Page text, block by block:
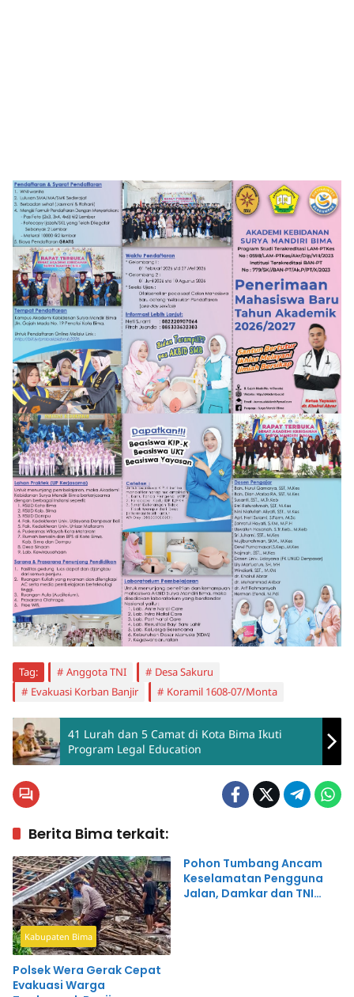
Tag: Anggota TNI
Desa Sakuru
Evakuasi Korban Banjir
Koramil 1608-07/Monta
41 Lurah dan 5 Camat di Kota Bima Ikuti
Program Legal Education
Berita Bima terkait:
Kabupaten Bima
Polsek Wera Gerak Cepat
Evakuasi Warga
Pohon Tumbang Ancam
Keselamatan Pengguna
Jalan, Damkar dan TNI